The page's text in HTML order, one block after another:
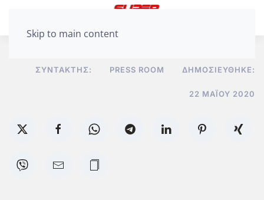
Skip to main content
ΣΥΝΤΆΚΤΗΣ: PRESS ROOM ΔΗΜΟΣΙΕΎΘΗΚΕ:
22 ΜΑΪ́ΟΥ 2020